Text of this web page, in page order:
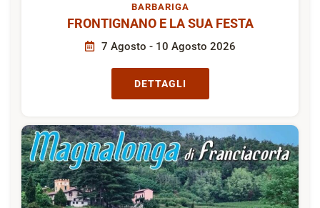
BARBARIGA
FRONTIGNANO E LA SUA FESTA
7 Agosto - 10 Agosto 2026
DETTAGLI